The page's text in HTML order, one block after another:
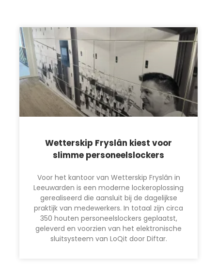
Wetterskip Fryslân kiest voor
slimme personeelslockers
Voor het kantoor van Wetterskip Fryslân in
Leeuwarden is een moderne lockeroplossing
gerealiseerd die aansluit bij de dagelijkse
praktijk van medewerkers. In totaal zijn circa
350 houten personeelslockers geplaatst,
geleverd en voorzien van het elektronische
sluitsysteem van LoQit door Diftar.